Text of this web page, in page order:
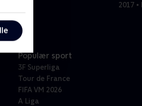
2017
Populær sport
3F Superliga
Tour de France
FIFA VM 2026
A Liga